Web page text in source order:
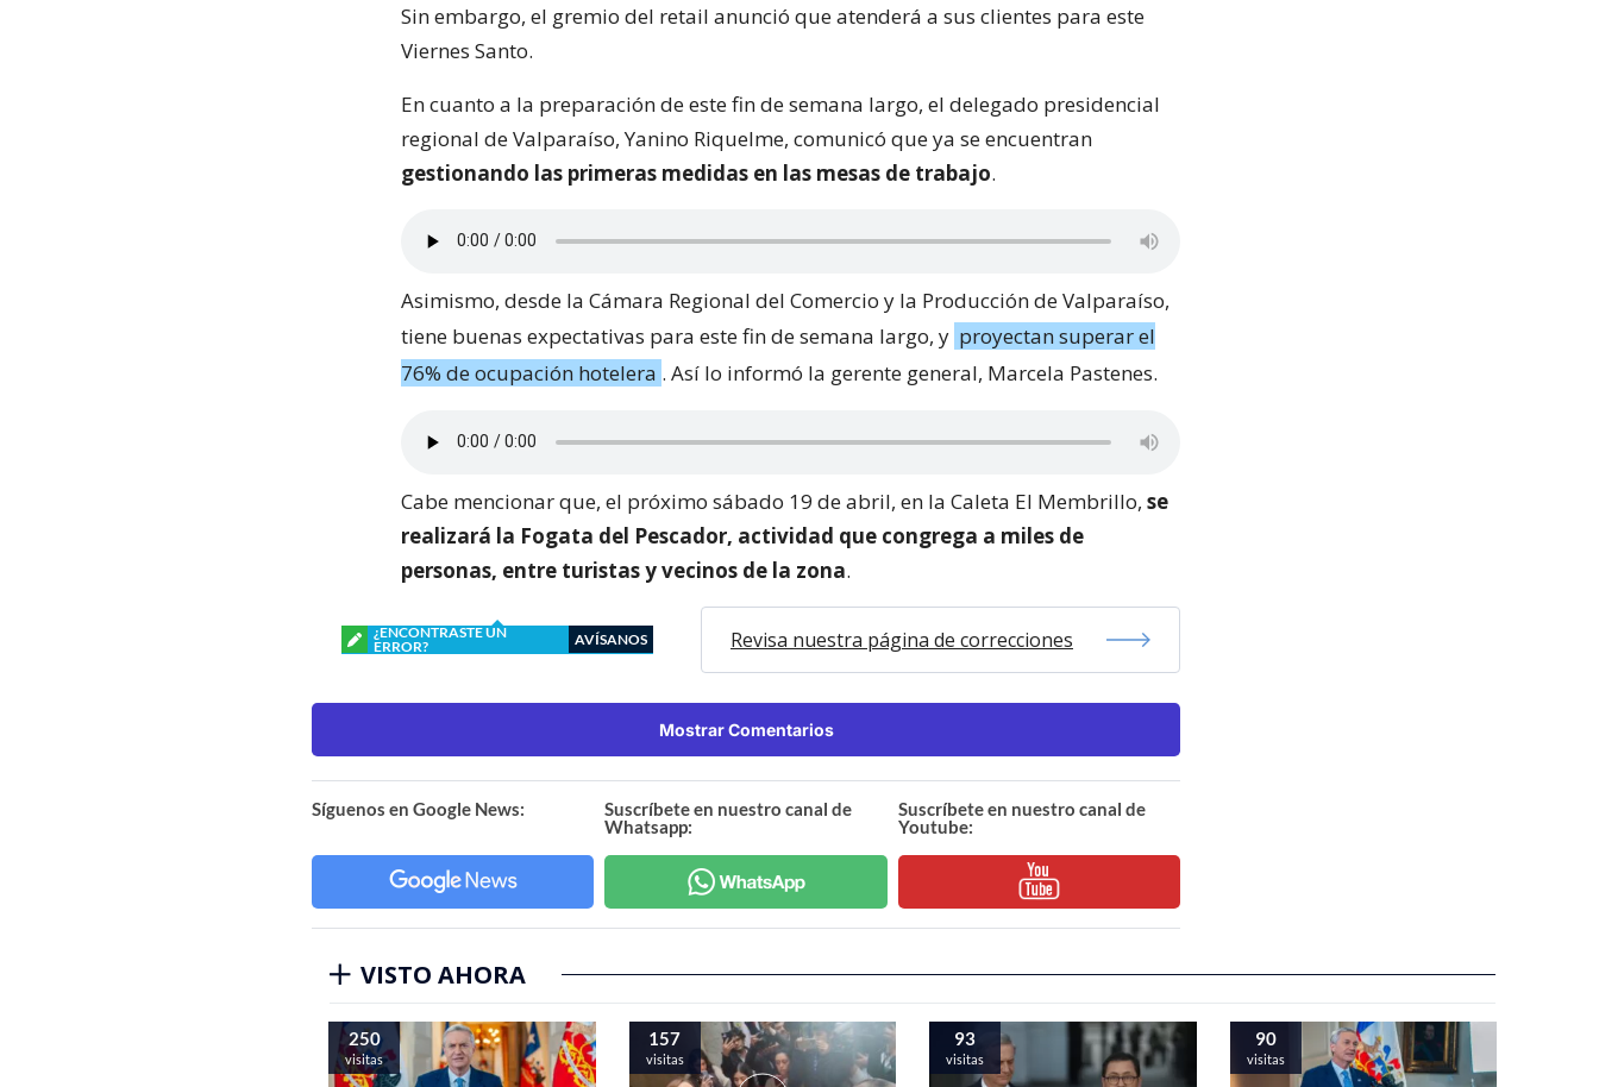
Sin embargo, el gremio del retail anunció que atenderá a sus clientes para este
Viernes Santo.
En cuanto a la preparación de este fin de semana largo, el delegado presidencial
regional de Valparaíso, Yanino Riquelme, comunicó que ya se encuentran
gestionando las primeras medidas en las mesas de trabajo.
Asimismo, desde la Cámara Regional del Comercio y la Producción de Valparaíso,
tiene buenas expectativas para este fin de semana largo, y proyectan superar el
76% de ocupación hotelera . Así lo informó la gerente general, Marcela Pastenes.
Cabe mencionar que, el próximo sábado 19 de abril, en la Caleta El Membrillo, se
realizará la Fogata del Pescador, actividad que congrega a miles de
personas, entre turistas y vecinos de la zona.
¿ENCONTRASTE UN
ERROR?
AVÍSANOS Revisa nuestra página de correcciones
Mostrar Comentarios
Síguenos en Google News:
Suscríbete en nuestro canal de
Whatsapp:
Suscríbete en nuestro canal de
Youtube:
VISTO AHORA
250
visitas
157
visitas
93
visitas
90
visitas